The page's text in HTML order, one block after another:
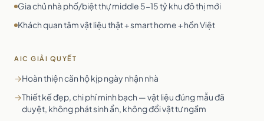
Gia chủ nhà phố/biệt thự middle 5-15 tỷ khu đô thị mới
Khách quan tâm vật liệu thật + smart home + hồn Việt
AIC GIẢI QUYẾT
→Hoàn thiện căn hộ kịp ngày nhận nhà
→Thiết kế đẹp, chi phí minh bạch — vật liệu đúng mẫu đã
duyệt, không phát sinh ẩn, không đổi vật tư ngầm